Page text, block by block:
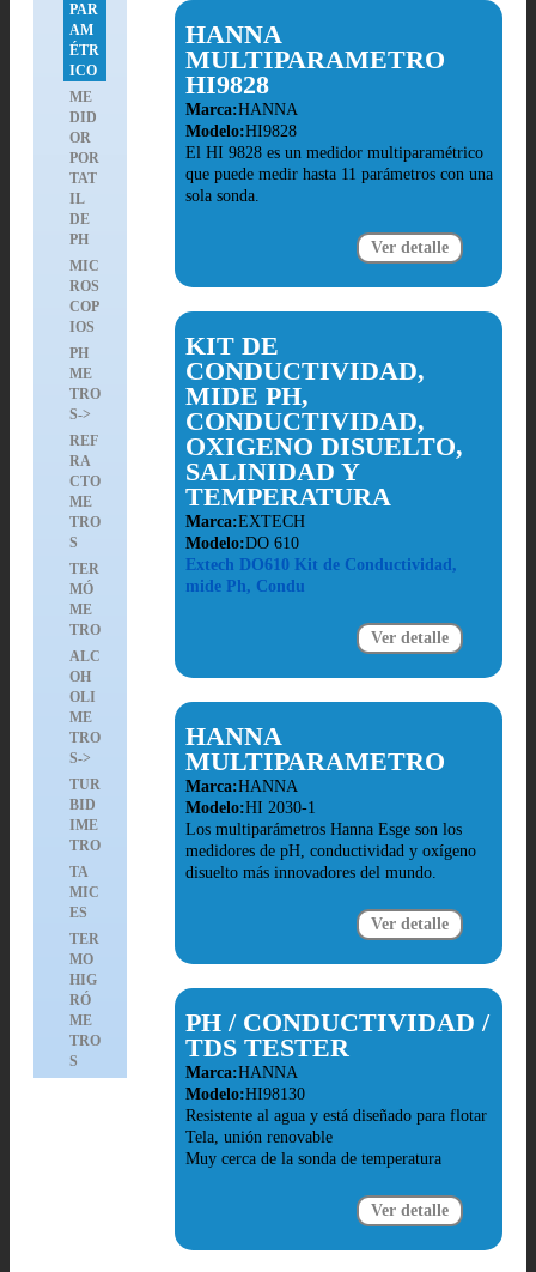
PAR
AM
ÉTR
ICO
ME
DID
OR
POR
TAT
IL
DE
PH
MIC
ROS
COP
IOS
PH
ME
TRO
S->
REF
RA
CTO
ME
TRO
S
TER
MÓ
ME
TRO
ALC
OH
OLI
ME
TRO
S->
TUR
BID
IME
TRO
TA
MIC
ES
TER
MO
HIG
RÓ
ME
TRO
S
HANNA
MULTIPARAMETRO
HI9828
Marca:HANNA
Modelo:HI9828
El HI 9828 es un medidor multiparamétrico
que puede medir hasta 11 parámetros con una
sola sonda.
Ver detalle
KIT DE
CONDUCTIVIDAD,
MIDE PH,
CONDUCTIVIDAD,
OXIGENO DISUELTO,
SALINIDAD Y
TEMPERATURA
Marca:EXTECH
Modelo:DO 610
Extech DO610 Kit de Conductividad,
mide Ph, Condu
Ver detalle
HANNA
MULTIPARAMETRO
Marca:HANNA
Modelo:HI 2030-1
Los multiparámetros Hanna Esge son los
medidores de pH, conductividad y oxígeno
disuelto más innovadores del mundo.
Ver detalle
PH / CONDUCTIVIDAD /
TDS TESTER
Marca:HANNA
Modelo:HI98130
Resistente al agua y está diseñado para flotar
Tela, unión renovable
Muy cerca de la sonda de temperatura
Ver detalle